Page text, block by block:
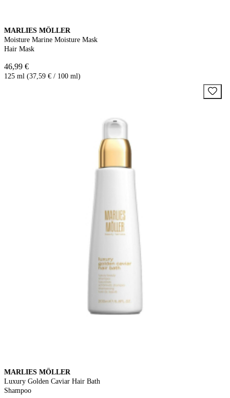
MARLIES MÖLLER
Moisture Marine Moisture Mask
Hair Mask
46,99 €
125 ml (37,59 € / 100 ml)
MARLIES MÖLLER
Luxury Golden Caviar Hair Bath
Shampoo